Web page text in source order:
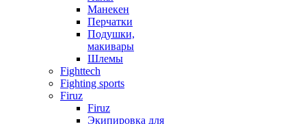
Манекен
Перчатки
Подушки,
макивары
Шлемы
Fighttech
Fighting sports
Firuz
Firuz
Экипировка для